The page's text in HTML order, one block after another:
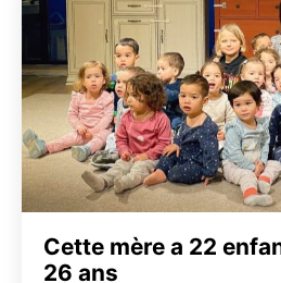
Cette mère a 22
26 ans